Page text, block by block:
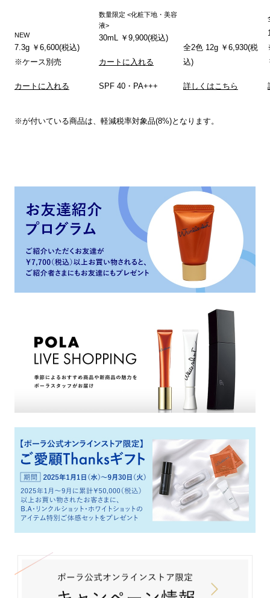
NEW
7.3g ￥6,600(税込)
※ケース別売
カートに入れる
数量限定 <化粧下地・美容
液>
30mL ￥9,900(税込)
カートに入れる
SPF 40・PA+++
全2色 12g ￥6,930(税
込)
詳しくはこちら
※が付いている商品は、軽減税率対象品(8%)となります。